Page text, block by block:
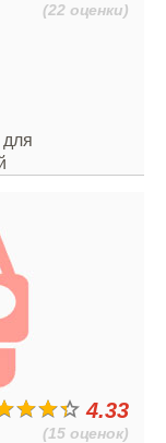
(22 оценки)
4.33
(15 оценок)